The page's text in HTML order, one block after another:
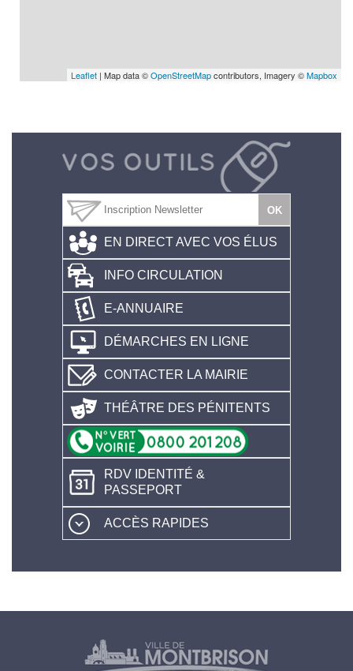
Leaflet | Map data ©OpenStreetMapcontributors, Imagery ©Mapbox
EN DIRECT AVEC VOS ÉLUS
INFO CIRCULATION
E-ANNUAIRE
DÉMARCHES EN LIGNE
CONTACTER LA MAIRIE
THÉÂTRE DES PÉNITENTS
RDV IDENTITÉ &
PASSEPORT
ACCÈS RAPIDES